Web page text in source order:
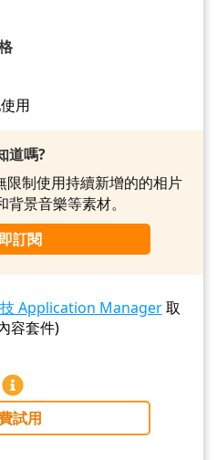
用
道嗎?
限制使用持續新增的的相片
背景音樂等素材。
訂閱
Application Manager取
容套件)
試用